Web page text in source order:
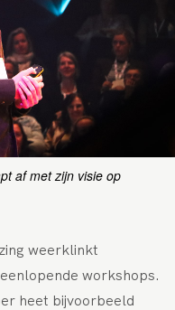
af met zijn visie op
weerklinkt
workshops.
heet bijvoorbeeld